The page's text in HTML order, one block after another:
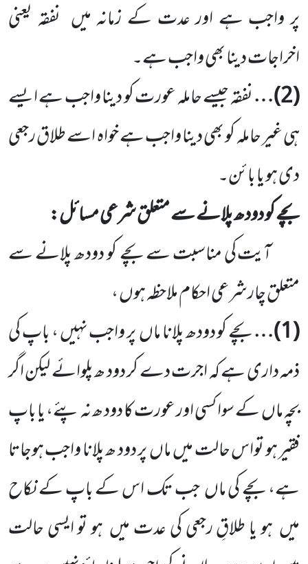
پر واجب ہے اور عدت کے زمانہ میں نفقہ یعنی
اخراجات دینا بھی واجب ہے۔
(
2
)…نفقہ جیسے حاملہ عورت کو دینا واجب ہے ایسے
ہی غیر حاملہ کو بھی دینا واجب ہے خواہ اسے طلاق رجعی
دی ہو یا بائن۔
بچے کو دودھ پلانے سے متعلق شرعی مسائل:
آیت کی مناسبت سے بچے کو دودھ پلانے سے
متعلق چارشرعی احکام ملاحظہ ہوں ،
(
1
)…بچے کو دودھ پلانا ماںپر واجب نہیں ، باپ کی
ذمہ داری ہے کہ اجرت دے کر دود ھ پلوائے لیکن اگر
بچہ ماںکے سوا کسی اور عورت کا دود ھ نہ پئے، یا باپ
فقیر ہو تواس حالت میںماںپر دود ھ پلانا واجب ہوجاتا
ہے، بچے کی ماںجب تک اس کے باپ کے نکاح
میں ہو یا طلاقِ رجعی کی عدت میں ہو تو ایسی حالت